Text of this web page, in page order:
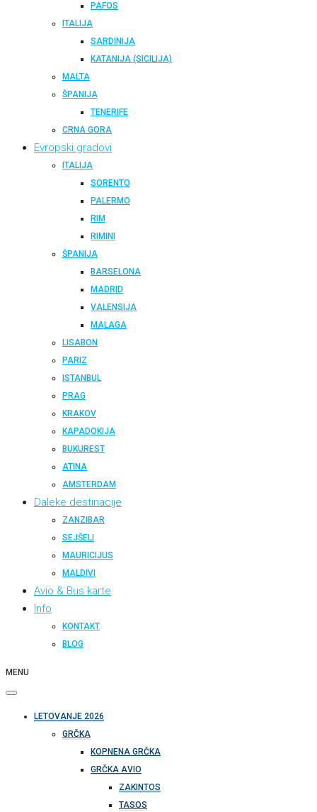
PAFOS
ITALIJA
SARDINIJA
KATANIJA (SICILIJA)
MALTA
ŠPANIJA
TENERIFE
CRNA GORA
Evropski gradovi
ITALIJA
SORENTO
PALERMO
RIM
RIMINI
ŠPANIJA
BARSELONA
MADRID
VALENSIJA
MALAGA
LISABON
PARIZ
ISTANBUL
PRAG
KRAKOV
KAPADOKIJA
BUKUREST
ATINA
AMSTERDAM
Daleke destinacije
ZANZIBAR
SEJŠELI
MAURICIJUS
MALDIVI
Avio & Bus karte
Info
KONTAKT
BLOG
MENU
LETOVANJE 2026
GRČKA
KOPNENA GRČKA
GRČKA AVIO
ZAKINTOS
TASOS